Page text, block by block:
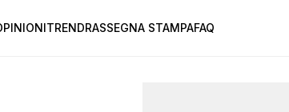
TRENDRASSEGNA STAMPAFAQ